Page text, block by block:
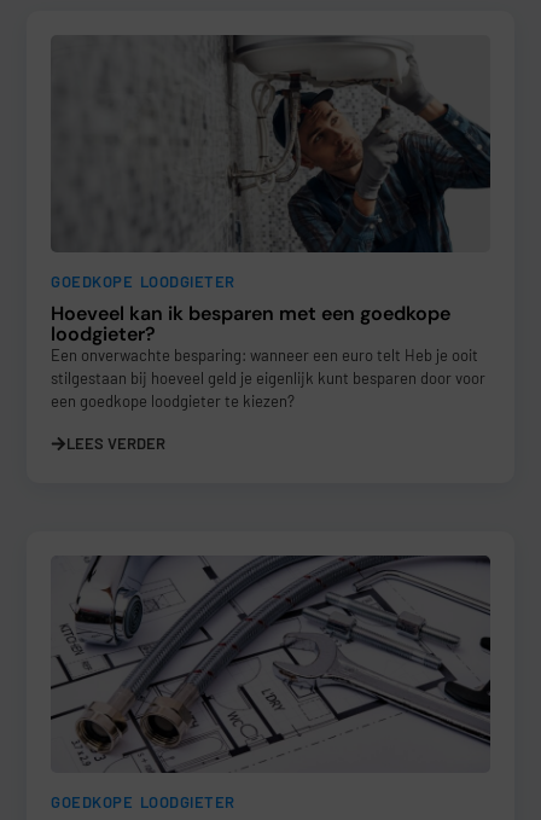
GOEDKOPE LOODGIETER
Hoeveel kan ik besparen met een goedkope
loodgieter?
Een onverwachte besparing: wanneer een euro telt Heb je ooit
stilgestaan bij hoeveel geld je eigenlijk kunt besparen door voor
een goedkope loodgieter te kiezen?
LEES VERDER
GOEDKOPE LOODGIETER